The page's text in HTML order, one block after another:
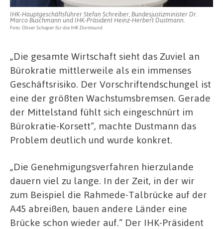
IHK-Hauptgeschäftsführer Stefan Schreiber, Bundesjustizminister Dr.
Marco Buschmann und IHK-Präsident Heinz-Herbert Dustmann.
Foto: Oliver Schaper für die IHK Dortmund
„Die gesamte Wirtschaft sieht das Zuviel an
Bürokratie mittlerweile als ein immenses
Geschäftsrisiko. Der Vorschriftendschungel ist
eine der größten Wachstumsbremsen. Gerade
der Mittelstand fühlt sich eingeschnürt im
Bürokratie-Korsett“, machte Dustmann das
Problem deutlich und wurde konkret.
„Die Genehmigungsverfahren hierzulande
dauern viel zu lange. In der Zeit, in der wir
zum Beispiel die Rahmede-Talbrücke auf der
A45 abreißen, bauen andere Länder eine
Brücke schon wieder auf.“ Der IHK-Präsident